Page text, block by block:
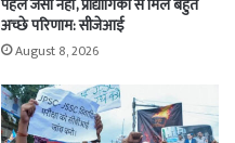
अच्छे परिणाम: सीजेआई
August 8, 2026